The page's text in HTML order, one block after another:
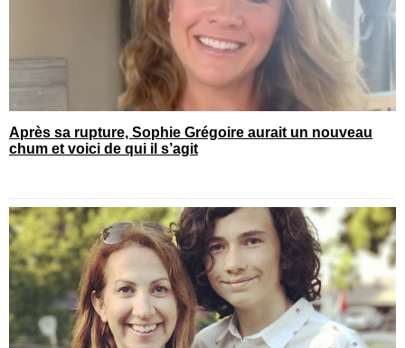
Après sa rupture, Sophie Grégoire aurait un nouveau
chum et voici de qui il s’agit